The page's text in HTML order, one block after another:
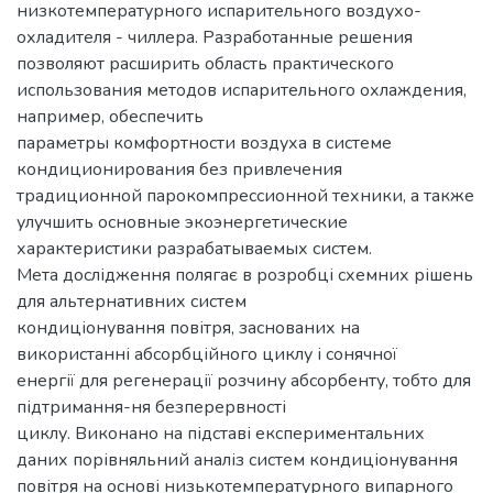
низкотемпературного испарительного воздухо-
охладителя - чиллера. Разработанные решения
позволяют расширить область практического
использования методов испарительного охлаждения,
например, обеспечить
параметры комфортности воздуха в системе
кондиционирования без привлечения
традиционной парокомпрессионной техники, а также
улучшить основные экоэнергетические
характеристики разрабатываемых систем.
Мета дослідження полягає в розробці схемних рішень
для альтернативних систем
кондиціонування повітря, заснованих на
використанні абсорбційного циклу і сонячної
енергії для регенерації розчину абсорбенту, тобто для
підтримання-ня безперервності
циклу. Виконано на підставі експериментальних
даних порівняльний аналіз систем кондиціонування
повітря на основі низькотемпературного випарного